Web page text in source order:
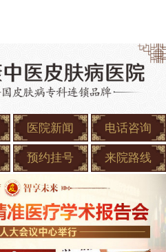
医院新闻 电话咨询
预约挂号 来院路线